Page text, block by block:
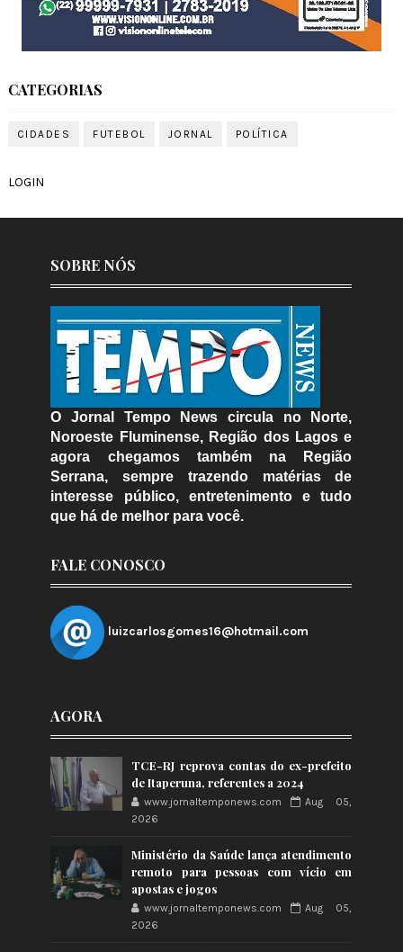
CATEGORIAS
CIDADES FUTEBOL JORNAL POLÍTICA
LOGIN
SOBRE NÓS
O Jornal Tempo News circula no Norte,
Noroeste Fluminense, Região dos Lagos e
agora chegamos também na Região
Serrana, sempre trazendo matérias de
interesse público, entretenimento e tudo
que há de melhor para você.
FALE CONOSCO
luizcarlosgomes16@hotmail.com
AGORA
TCE-RJ reprova contas do ex-prefeito
de Itaperuna, referentes a 2024
www.jornaltemponews.com
Aug 05,
2026
Ministério da Saúde lança atendimento
remoto para pessoas com vício em
apostas e jogos
www.jornaltemponews.com
Aug 05,
2026